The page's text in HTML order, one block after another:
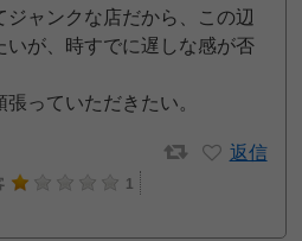
ャンクな店だから、この辺
いが、時すでに遅しな感が否
っていただきたい。
返信
1